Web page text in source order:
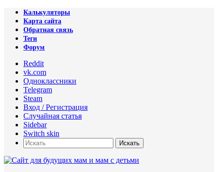
Калькуляторы
Карта сайта
Обратная связь
Теги
Форум
Reddit
vk.com
Одноклассники
Telegram
Steam
Вход / Регистрация
Случайная статья
Sidebar
Switch skin
Искать